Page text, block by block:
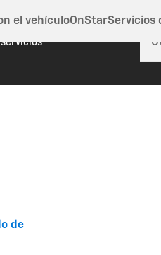
ventana
el vehículoOnStarServicios
de